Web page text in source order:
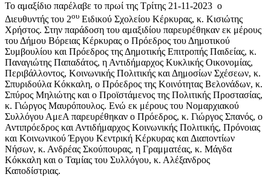
Το αμαξίδιο παρέλαβε το πρωί της Τρίτης 21-11-2023 ο
Διευθυντής του 2ου Ειδικού Σχολείου Κέρκυρας, κ. Κισιώτης
Χρήστος. Στην παράδοση του αμαξιδίου παρευρέθηκαν εκ μέρους
του Δήμου Βόρειας Κέρκυρας ο Πρόεδρος του Δημοτικού
Συμβουλίου και Πρόεδρος της Δημοτικής Επιτροπής Παιδείας, κ.
Παναγιώτης Παπαδάτος, η Αντιδήμαρχος Κυκλικής Οικονομίας,
Περιβάλλοντος, Κοινωνικής Πολιτικής και Δημοσίων Σχέσεων, κ.
Σπυριδούλα Κόκκαλη, ο Πρόεδρος της Κοινότητας Βελονάδων, κ.
Σπύρος Μηλιώτης και ο Προϊστάμενος της Πολιτικής Προστασίας,
κ. Γιώργος Μαυρόπουλος. Ενώ εκ μέρους του Νομαρχιακού
Συλλόγου ΑμεΑ παρευρέθηκαν ο Πρόεδρος, κ. Γιώργος Σπανός, ο
Αντιπρόεδρος και Αντιδήμαρχος Κοινωνικής Πολιτικής, Πρόνοιας
και Κοινωνικού Έργου Κεντρική Κέρκυρας και Διαποντίων
Νήσων, κ. Ανδρέας Σκούπουρας, η Γραμματέας, κ. Μάγδα
Κόκκαλη και ο Ταμίας του Συλλόγου, κ. Αλέξανδρος
Καποδίστριας.